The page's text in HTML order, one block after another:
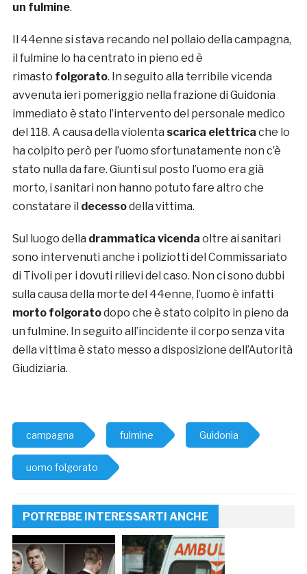
un fulmine.
Il 44enne si stava recando nel pollaio della campagna,
il fulmine lo ha centrato in pieno ed è
rimasto folgorato. In seguito alla terribile vicenda
avvenuta ieri pomeriggio nella frazione di Guidonia
immediato è stato l’intervento del personale medico
del 118. A causa della violenta scarica elettrica che lo
ha colpito però per l’uomo sfortunatamente non c’è
stato nulla da fare. Giunti sul posto l’uomo era già
morto, i sanitari non hanno potuto fare altro che
constatare il decessodella vittima.
Sul luogo della drammatica vicenda oltre ai sanitari
sono intervenuti anche i poliziotti del Commissariato
di Tivoli per i dovuti rilievi del caso. Non ci sono dubbi
sulla causa della morte del 44enne, l’uomo è infatti
morto folgoratodopo che è stato colpito in pieno da
un fulmine. In seguito all’incidente il corpo senza vita
della vittima è stato messo a disposizione dell’Autorità
Giudiziaria.
campagna fulmine Guidonia
uomo folgorato
POTREBBE INTERESSARTI ANCHE